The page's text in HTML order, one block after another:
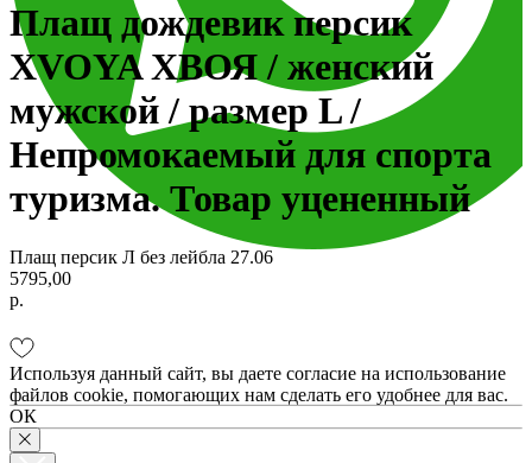
Плащ дождевик персик
XVOYA ХВОЯ / женский
мужской / размер L /
Непромокаемый для спорта
туризма. Товар уцененный
Плащ персик Л без лейбла 27.06
5795,00
р.
Используя данный сайт, вы даете согласие на использование
файлов cookie, помогающих нам сделать его удобнее для вас.
ОК